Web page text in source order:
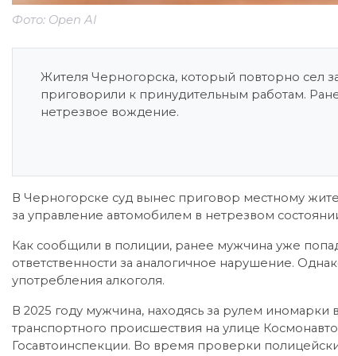
Фото: Open AI
Жителя Черногорска, который повторно сел
приговорили к принудительным работам.
нетрезвое вождение.
В Черногорске суд вынес приговор местному
за управление автомобилем в нетрезвом
Как сообщили в полиции, ранее мужчина уже
ответственности за аналогичное нарушение.
употребления алкоголя.
В 2025 году мужчина, находясь за рулем
транспортного происшествия на улице
Госавтоинспекции. Во время проверки